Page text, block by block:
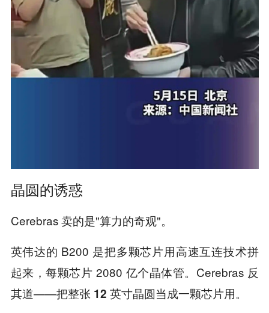
晶圆的诱惑
Cerebras 卖的是"算力的奇观"。
英伟达的 B200 是把多颗芯片用高速互连技术拼
起来，每颗芯片 2080 亿个晶体管。Cerebras 反
其道——把整张 12 英寸晶圆当成一颗芯片用。